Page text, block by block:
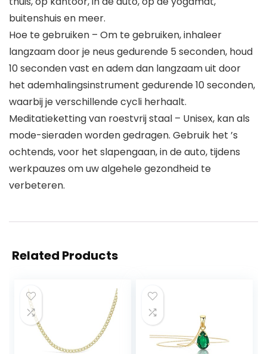
buitenshuis en meer.
Hoe te gebruiken – Om te gebruiken, inhaleer
langzaam door je neus gedurende 5 seconden, houd
10 seconden vast en adem dan langzaam uit door
het ademhalingsinstrument gedurende 10 seconden,
waarbij je verschillende cycli herhaalt.
Meditatieketting van roestvrij staal – Unisex, kan als
mode-sieraden worden gedragen. Gebruik het ’s
ochtends, voor het slapengaan, in de auto, tijdens
werkpauzes om uw algehele gezondheid te
verbeteren.
Related Products